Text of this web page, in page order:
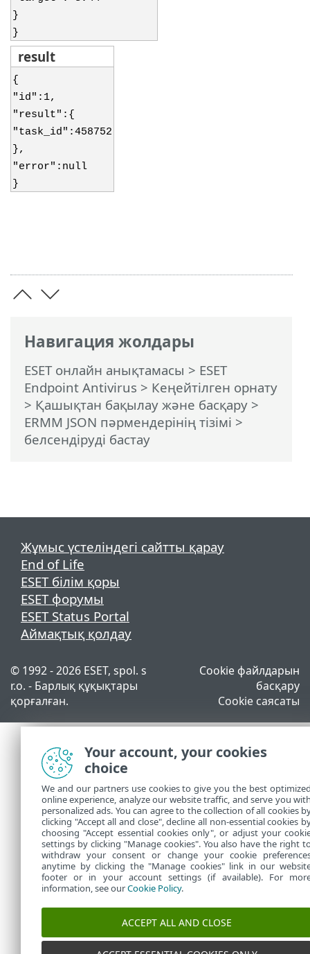
Навигация жолдары
ESET онлайн анықтамасы > ESET
Endpoint Antivirus > Кеңейтілген орнату
> Қашықтан бақылау және басқару >
ERMM JSON пәрмендерінің тізімі >
белсендіруді бастау
}
}
result
{
"id":1,
"result":{
"task_id":458752
},
"error":null
}
Жұмыс үстеліндегі сайтты қарау
End of Life
ESET білім қоры
ESET форумы
ESET Status Portal
Аймақтық қолдау
© 1992 - 2026 ESET, spol. s
r.o. - Барлық құқықтары
қорғалған.
Cookie файлдарын
басқару
Cookie саясаты
Your account, your cookies
choice
We and our partners use cookies to give you the best
online experience, analyze our website traffic, and serve you
personalized ads. You can agree to the collection of all cookies
clicking "Accept all and close", decline all non-essential cookies
choosing "Accept essential cookies only", or adjust your
settings by clicking "Manage cookies". You also have the right
withdraw your consent or change your cookie
anytime by clicking the "Manage cookies" link in our
footer or in your account settings (if available). For
information, see ourCookie Policy.
ACCEPT ALL AND CLOSE